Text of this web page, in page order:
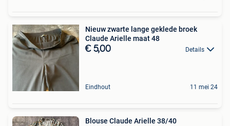
Nieuw zwarte lange geklede broek
Claude Arielle maat 48
€ 5,00 Details
Eindhout 11 mei 24
Blouse Claude Arielle 38/40